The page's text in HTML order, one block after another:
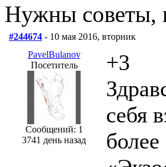
Нужны советы,
#244674 - 10 мая 2016, вторник
PavelBulanov
Посетитель
Сообщений: 1
3741 день назад
+3
себя